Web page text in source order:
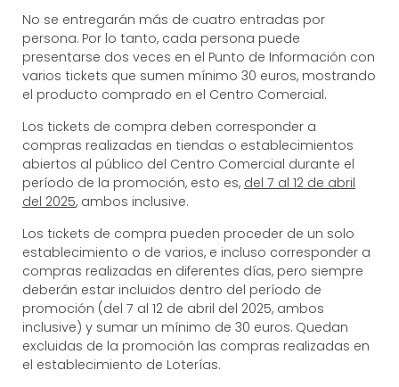
No se entregarán más de cuatro entradas por
persona. Por lo tanto, cada persona puede
presentarse dos veces en el Punto de Información con
varios tickets que sumen mínimo 30 euros, mostrando
el producto comprado en el Centro Comercial.
Los tickets de compra deben corresponder a
compras realizadas en tiendas o establecimientos
abiertos al público del Centro Comercial durante el
período de la promoción, esto es, del 7 al 12 de abril
del 2025, ambos inclusive.
Los tickets de compra pueden proceder de un solo
establecimiento o de varios, e incluso corresponder a
compras realizadas en diferentes días, pero siempre
deberán estar incluidos dentro del período de
promoción (del 7 al 12 de abril del 2025, ambos
inclusive) y sumar un mínimo de 30 euros. Quedan
excluidas de la promoción las compras realizadas en
el establecimiento de Loterías.